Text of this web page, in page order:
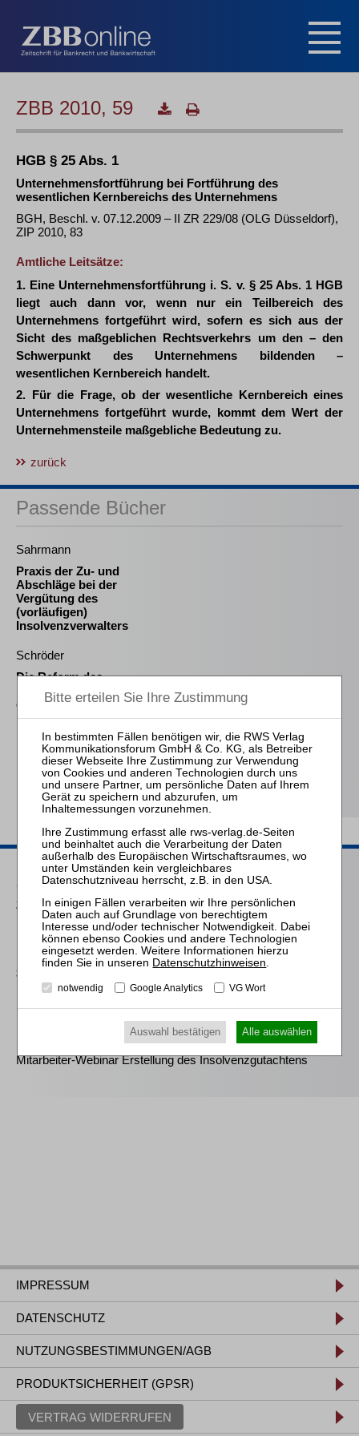
ZBB 2010, 59
HGB § 25 Abs. 1
Unternehmensfortführung bei Fortführung des
wesentlichen Kernbereichs des Unternehmens
BGH, Beschl. v. 07.12.2009 – II ZR 229/08 (OLG Düsseldorf),
ZIP 2010, 83
Amtliche Leitsätze:
1. Eine Unternehmensfortführung i. S. v. § 25 Abs. 1 HGB
liegt auch dann vor, wenn nur ein Teilbereich des
Unternehmens fortgeführt wird, sofern es sich aus der
Sicht des maßgeblichen Rechtsverkehrs um den – den
Schwerpunkt des Unternehmens bildenden –
wesentlichen Kernbereich handelt.
2. Für die Frage, ob der wesentliche Kernbereich eines
Unternehmens fortgeführt wurde, kommt dem Wert der
Unternehmensteile maßgebliche Bedeutung zu.
zurück
Passende Bücher
Sahrmann
Praxis der Zu- und
Abschläge bei der
Vergütung des
(vorläufigen)
Insolvenzverwalters
Schröder
Die Reform des
Eigenkapitalersatzrechts
durch das MoMiG
Feichtinger / Danko
Die Anhörung des
Betriebsrats bei
Kündigung
Passende Seminare
25.08.2026
Praktiker-Webinar Vom Listenplatz zur Zulassung – Das neue
Berufsrecht der Insolvenzverwalter
30.09.2026
Mitarbeiter-Webinar 2 x 3 Stunden: Vergütungen des
(vorläufigen) Insolvenzverwalters und des Treuhänders
Mitarbeiter-Webinar Erstellung des Insolvenzgutachtens
IMPRESSUM
DATENSCHUTZ
NUTZUNGSBESTIMMUNGEN/AGB
PRODUKTSICHERHEIT (GPSR)
VERTRAG WIDERRUFEN
Datenschutzhinweisen.
notwendig Google Analytics VG Wort
Auswahl bestätigen Alle auswählen